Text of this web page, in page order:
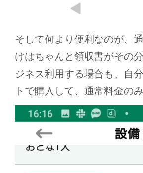
そして何より便利なのが、
けはちゃんと領収書がその
ジネス利用する場合も、自
トで購入して、通常料金の